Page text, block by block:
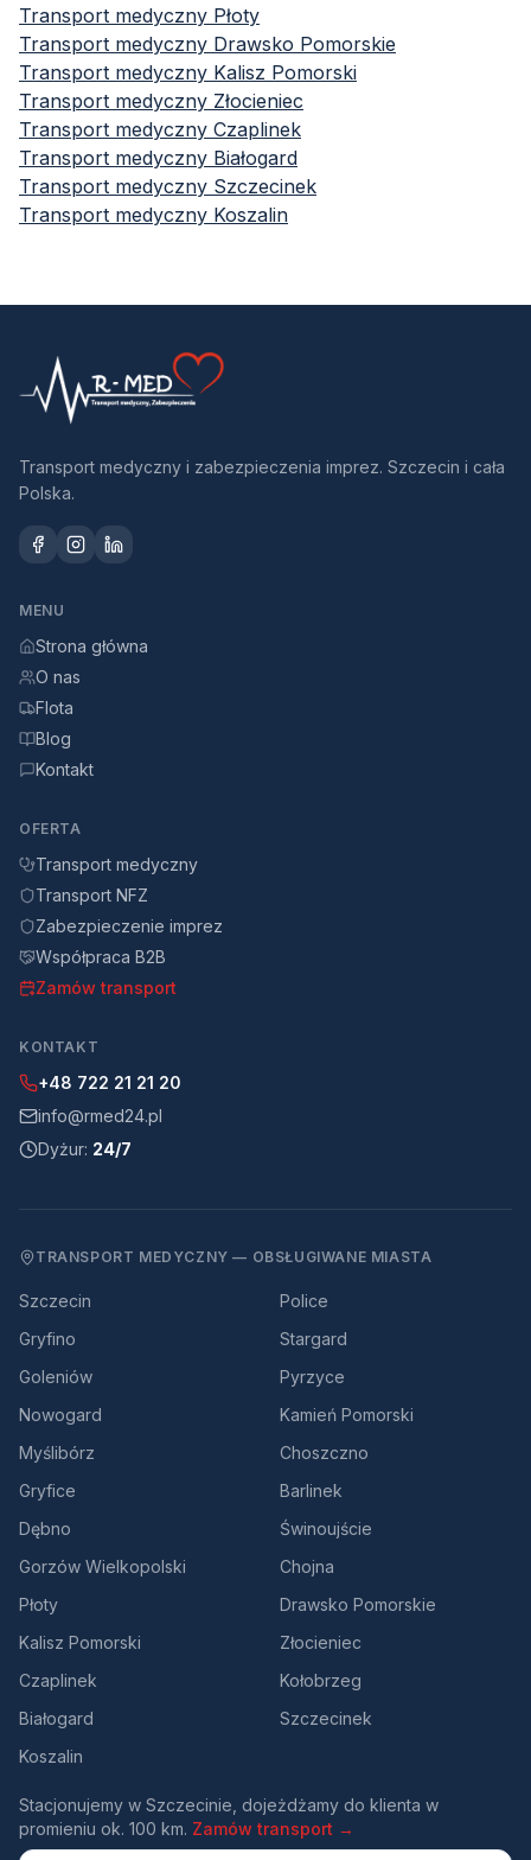
Transport medyczny Płoty
Transport medyczny Drawsko Pomorskie
Transport medyczny Kalisz Pomorski
Transport medyczny Złocieniec
Transport medyczny Czaplinek
Transport medyczny Białogard
Transport medyczny Szczecinek
Transport medyczny Koszalin
Transport medyczny i zabezpieczenia imprez. Szczecin i cała
Polska.
MENU
Strona główna
O nas
Flota
Blog
Kontakt
OFERTA
Transport medyczny
Transport NFZ
Zabezpieczenie imprez
Współpraca B2B
Zamów transport
KONTAKT
+48 722 21 21 20
info@rmed24.pl
Dyżur: 24/7
TRANSPORT MEDYCZNY — OBSŁUGIWANE MIASTA
Szczecin
Police
Gryfino
Stargard
Goleniów
Pyrzyce
Nowogard
Kamień Pomorski
Myślibórz
Choszczno
Gryfice
Barlinek
Dębno
Świnoujście
Gorzów Wielkopolski
Chojna
Płoty
Drawsko Pomorskie
Kalisz Pomorski
Złocieniec
Czaplinek
Kołobrzeg
Białogard
Szczecinek
Koszalin
Stacjonujemy w Szczecinie, dojeżdżamy do klienta w
promieniu ok. 100 km. Zamów transport →